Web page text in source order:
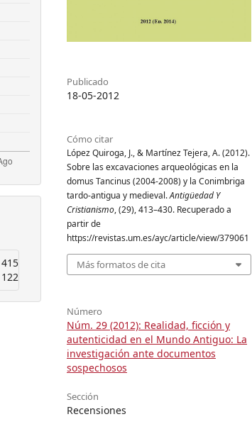
415
122
Publicado
18-05-2012
Cómo citar
López Quiroga, J., & Martínez Tejera, A. (2012).
Sobre las excavaciones arqueológicas en la
domus Tancinus (2004-2008) y la Conimbriga
tardo-antigua y medieval.Antigüedad Y
Cristianismo, (29), 413–430. Recuperado a
partir de
https://revistas.um.es/ayc/article/view/379061
Más formatos de cita
Número
Núm. 29 (2012): Realidad, ficción y
autenticidad en el Mundo Antiguo: La
investigación ante documentos
sospechosos
Sección
Recensiones